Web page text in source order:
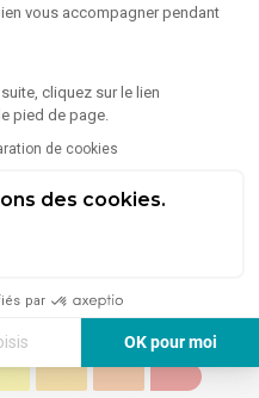
vous accompagner pendant
cliquez sur le lien
pied de page.
de cookies
des cookies.
par
OK pour moi
: Personnalisez vos Options